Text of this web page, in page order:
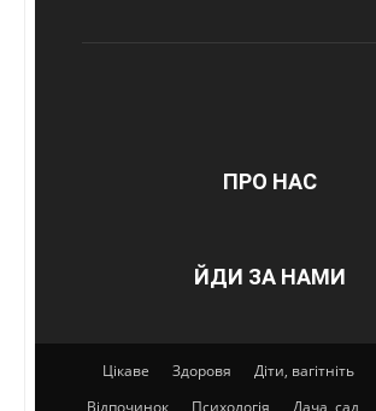
ПРО НАС
ЙДИ ЗА НАМИ
Цікаве Здоровя Діти, вагітніть